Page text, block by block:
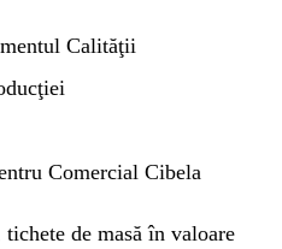
Calităţii
Comercial Cibela
de masă în valoare